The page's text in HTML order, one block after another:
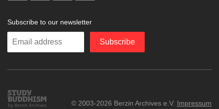
Subscribe to our newsletter
Enter
Subscribe
Study
Buddhism
© 2003-2026 Berzin Archives e.V. Impressum